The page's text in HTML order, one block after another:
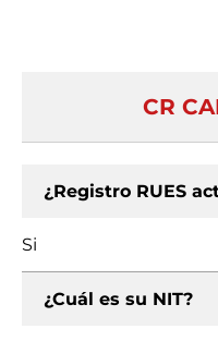
CR
¿Registro RUES
Si
¿Cuál es su NIT?